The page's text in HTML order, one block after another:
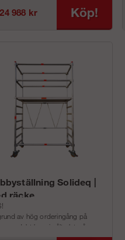
988 kr Köp!
Solideq |
räcke
av hög orderingång på
produkt har vi sålt slut på
till denna ställning.